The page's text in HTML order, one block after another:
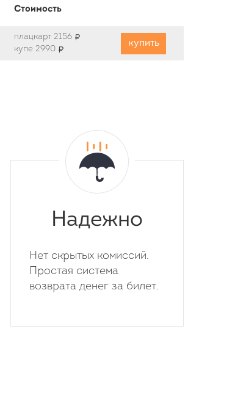
Стоимость
плацкарт 2156
купе 2990
купить
Надежно
Нет скрытых комиссий.
Простая система
возврата денег за билет.